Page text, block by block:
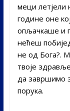
меци летјели
године оне
опљачкаше и
нећеш
не од Бога?.
твоје
да завршимо
порука.